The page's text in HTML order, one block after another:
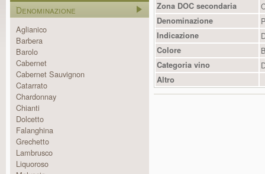
Denominazione
Aglianico
Barbera
Barolo
Cabernet
Cabernet Sauvignon
Catarrato
Chardonnay
Chianti
Dolcetto
Falanghina
Grechetto
Lambrusco
Liquoroso
Zona DOC secondaria
Denominazione
Indicazione
Colore
Categoria vino
Altro